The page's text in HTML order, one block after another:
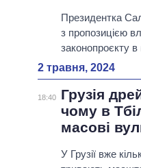
Президентка
з пропозицією
законопроєкту
2 травня, 2024
18:40
Грузія
чому в
масові
У Грузії вже